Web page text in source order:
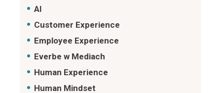
AI
Customer Experience
Employee Experience
Everbe w Mediach
Human Experience
Human Mindset